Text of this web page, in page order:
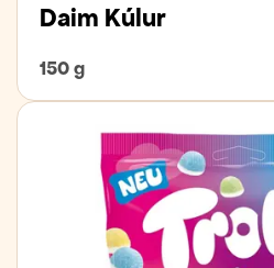
Daim Kúlur
150 g